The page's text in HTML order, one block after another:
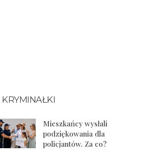
KRYMINAŁKI
Mieszkańcy wysłali
podziękowania dla
policjantów. Za co?